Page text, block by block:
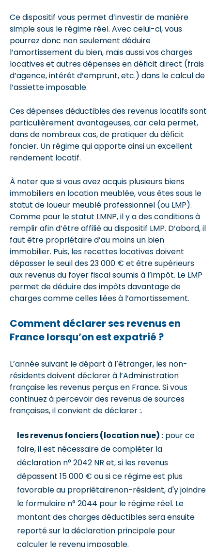
Ce dispositif vous permet d’investir de manière
simple sous le régime réel. Avec celui-ci, vous
pourrez donc non seulement déduire
l’amortissement du bien, mais aussi vos charges
locatives et autres dépenses en déficit direct (frais
d’agence, intérêt d’emprunt, etc.) dans le calcul de
l’assiette imposable.
Ces dépenses déductibles des revenus locatifs sont
particulièrement avantageuses, car cela permet,
dans de nombreux cas, de pratiquer du déficit
foncier. Un régime qui apporte ainsi un excellent
rendement locatif.
À noter que si vous avez acquis plusieurs biens
immobiliers en location meublée, vous êtes sous le
statut de loueur meublé professionnel (ou LMP).
Comme pour le statut LMNP, il y a des conditions à
remplir afin d’être affilié au dispositif LMP. D’abord, il
faut être propriétaire d’au moins un bien
immobilier. Puis, les recettes locatives doivent
dépasser le seuil des 23 000 € et être supérieurs
aux revenus du foyer fiscal soumis à l’impôt. Le LMP
permet de déduire des impôts davantage de
charges comme celles liées à l’amortissement.
Comment déclarer ses revenus en
France lorsqu’on est expatrié ?
L’année suivant le départ à l’étranger, les non-
résidents doivent déclarer à l’Administration
française les revenus perçus en France. Si vous
continuez à percevoir des revenus de sources
françaises, il convient de déclarer :.
les revenus fonciers (location nue) : pour ce
faire, il est nécessaire de compléter la
déclaration n° 2042 NR et, si les revenus
dépassent 15 000 € ou si ce régime est plus
favorable au propriétairenon-résident, d'y joindre
le formulaire n° 2044 pour le régime réel. Le
montant des charges déductibles sera ensuite
reporté sur la déclaration principale pour
calculer le revenu imposable.